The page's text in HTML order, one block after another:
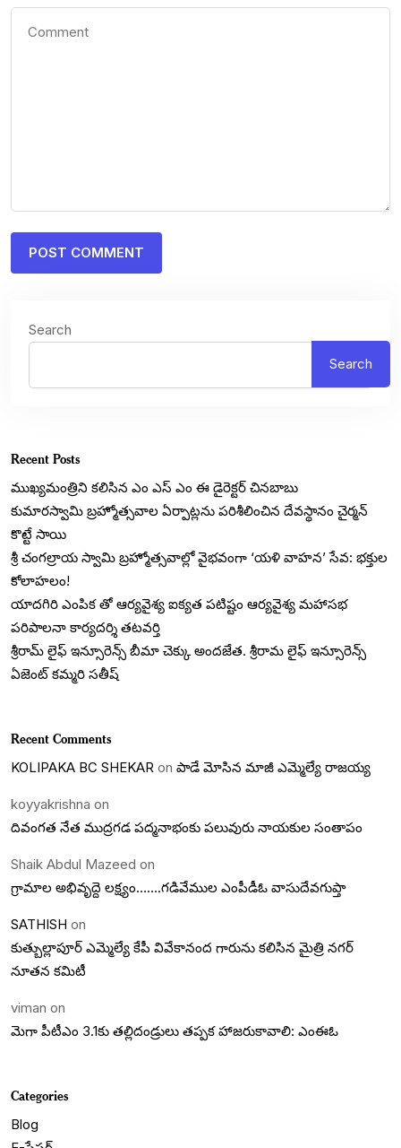
Search
Search
Recent Posts
ముఖ్యమంత్రిని కలిసిన ఎం ఎస్ ఎం ఈ డైరెక్టర్ చినబాబు
కుమారస్వామి బ్రహ్మోత్సవాల ఏర్పాట్లను పరిశీలించిన దేవస్థానం చైర్మన్
కొట్టే సాయి
శ్రీ చంగల్రాయ స్వామి బ్రహ్మోత్సవాల్లో వైభవంగా ‘యళి వాహన’ సేవ: భక్తుల
కోలాహలం!
యాదగిరి ఎంపిక తో ఆర్యవైశ్య ఐక్యత పటిష్టం ఆర్యవైశ్య మహాసభ
పరిపాలనా కార్యదర్శి తటవర్తి
శ్రీరామ్ లైఫ్ ఇన్సూరెన్స్ బీమా చెక్కు అందజేత. శ్రీరామ లైఫ్ ఇన్సూరెన్స్
ఏజెంట్ కమ్మరి సతీష్
Recent Comments
KOLIPAKA BC SHEKAR on పాడే మోసిన మాజీ ఎమ్మెల్యే రాజయ్య
koyyakrishna on
దివంగత నేత ముద్రగడ పద్మనాభంకు పలువురు నాయకుల సంతాపం
Shaik Abdul Mazeed on
గ్రామాల అభివృద్దె లక్ష్యం…….గడివేముల ఎంపీడీఓ వాసుదేవగుప్తా
SATHISH on
కుత్బుల్లాపూర్ ఎమ్మెల్యే కేపీ వివేకానంద గారును కలిసిన మైత్రి నగర్
నూతన కమిటీ
viman on
మెగా పీటీఎం 3.1కు తల్లిదండ్రులు తప్పక హాజరుకావాలి: ఎంఈఓ
Categories
Blog